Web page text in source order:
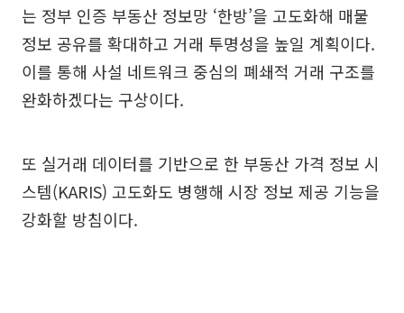
는 정부 인증 부동산 정보망 ‘한방’을 고도화해 매물
정보 공유를 확대하고 거래 투명성을 높일 계획이다.
이를 통해 사설 네트워크 중심의 폐쇄적 거래 구조를
완화하겠다는 구상이다.
또 실거래 데이터를 기반으로 한 부동산 가격 정보 시
스템(KARIS) 고도화도 병행해 시장 정보 제공 기능을
강화할 방침이다.